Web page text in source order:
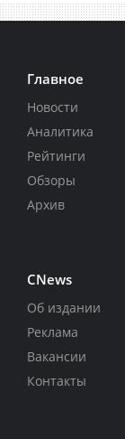
Главное
Новости
Аналитика
Рейтинги
Обзоры
Архив
CNews
Об издании
Реклама
Вакансии
Контакты